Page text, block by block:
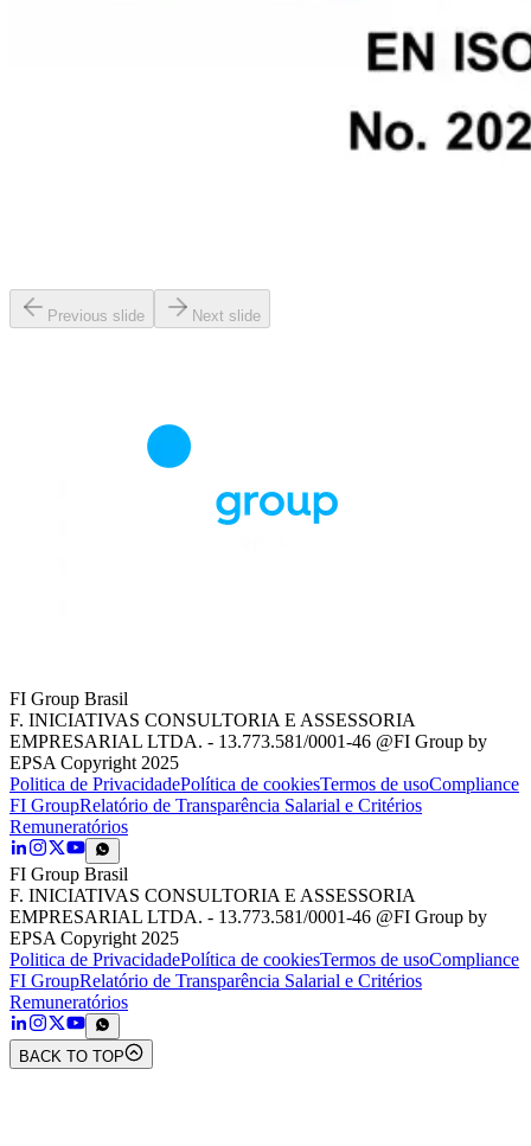
Previous slide Next slide
FI Group Brasil
F. INICIATIVAS CONSULTORIA E ASSESSORIA
EMPRESARIAL LTDA. - 13.773.581/0001-46 @FI Group by
EPSA Copyright 2025
Politica de PrivacidadePolítica de cookiesTermos de usoCompliance
FI GroupRelatório de Transparência Salarial e Critérios
Remuneratórios
FI Group Brasil
F. INICIATIVAS CONSULTORIA E ASSESSORIA
EMPRESARIAL LTDA. - 13.773.581/0001-46 @FI Group by
EPSA Copyright 2025
Politica de PrivacidadePolítica de cookiesTermos de usoCompliance
FI GroupRelatório de Transparência Salarial e Critérios
Remuneratórios
BACK TO TOP